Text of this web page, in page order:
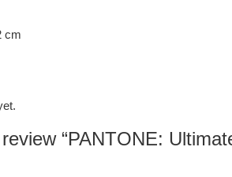
cm
“PANTONE: